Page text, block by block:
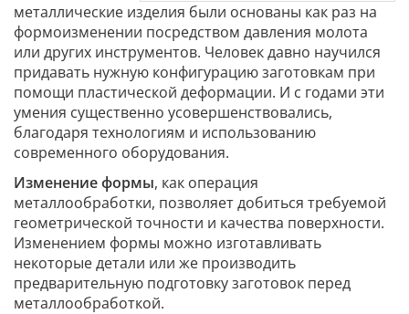
металлические изделия были основаны как раз на
формоизменении посредством давления молота
или других инструментов. Человек давно научился
придавать нужную конфигурацию заготовкам при
помощи пластической деформации. И с годами эти
умения существенно усовершенствовались,
благодаря технологиям и использованию
современного оборудования.
Изменение формы, как операция
металлообработки, позволяет добиться требуемой
геометрической точности и качества поверхности.
Изменением формы можно изготавливать
некоторые детали или же производить
предварительную подготовку заготовок перед
металлообработкой.